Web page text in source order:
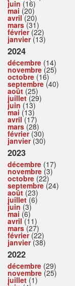
juin (16)
mai (20)
avril(20)
mars(31)
février(22)
janvier(13)
2024
décembre (14)
novembre (25)
octobre (16)
septembre (40)
août (25)
juillet(29)
juin (13)
mai (13)
avril(17)
mars(28)
février(30)
janvier(30)
2023
décembre (17)
novembre (3)
octobre (22)
septembre (24)
août (23)
juillet(6)
juin (3)
mai (6)
avril(11)
mars(27)
février(22)
janvier(38)
2022
décembre (29)
novembre (25)
juillet (1)